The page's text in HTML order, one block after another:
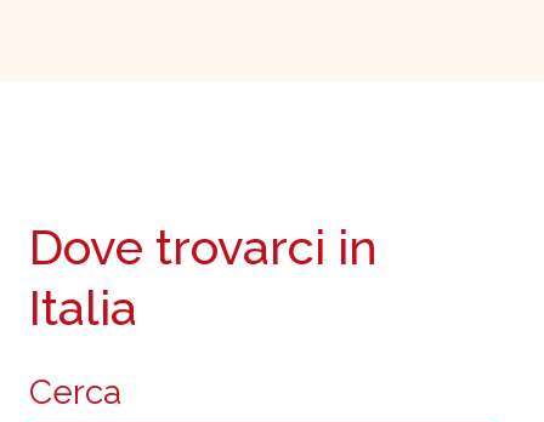
Cerca
Dove trovarci in
Italia